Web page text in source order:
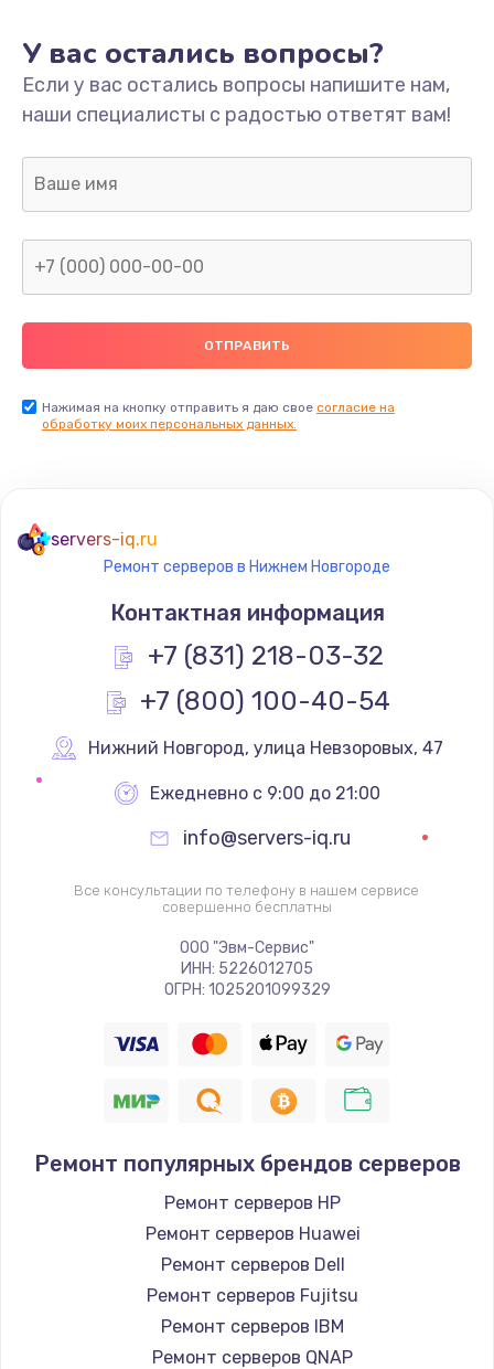
Заказать
Замена системы охлаждения
Заказать
Замена термопасты
990 руб.
Заказать
Замена контроллера питания
Замена южного моста
Заказать
Замена вебкамеры
1340 руб.
Заказать
Ремонт петель крышки
990 руб.
1260 руб.
Замена шим-контроллера
3900 руб.
1200 руб.
Заказать
Установка драйверов
950 руб.
У вас остались вопросы?
Если у вас остались вопросы напишите нам,
наши специалисты с радостью ответят вам!
Нажимая на кнопку отправить я даю свое согласие на
обработку моих персональных данных.
servers-iq.ru
Ремонт серверов в Нижнем Новгороде
Контактная информация
+7 (831) 218-03-32
+7 (800) 100-40-54
Нижний Новгород, улица Невзоровых, 47
Ежедневно с 9:00 до 21:00
info@servers-iq.ru
Все консультации по телефону в нашем сервисе
совершенно бесплатны
ООО "Эвм-Сервис"
ИНН: 5226012705
ОГРН: 1025201099329
Ремонт популярных брендов серверов
Ремонт серверов HP
Ремонт серверов Huawei
Ремонт серверов Dell
Ремонт серверов Fujitsu
Ремонт серверов IBM
Ремонт серверов QNAP